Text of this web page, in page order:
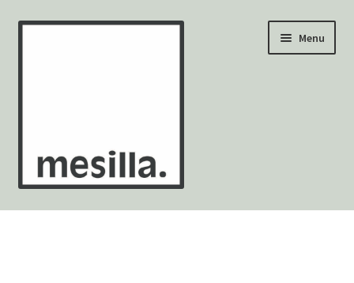
Ga
Ga
Menu
Wandtegels